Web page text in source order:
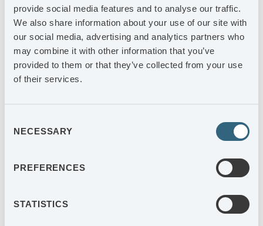
provide social media features and to analyse our traffic.
We also share information about your use of our site with
our social media, advertising and analytics partners who
may combine it with other information that you’ve
provided to them or that they’ve collected from your use
of their services.
Selection
NECESSARY
PREFERENCES
STATISTICS
procent (11,8). Trots lägre resultat uppvisar vi en god
motståndskraft i en utmanande marknad.
Efter försäljningen av AGES Casting Unnaryd har vi nu en
stark balansräkning och god finansiell kapacitet. Det ger
oss trygghet och handlingsutrymme inför den tillväxtresa
Med ett tydligt fokus på våra kärnverksamheter, fortsatt
tillförsikt på utvecklingen under kommande perioden.